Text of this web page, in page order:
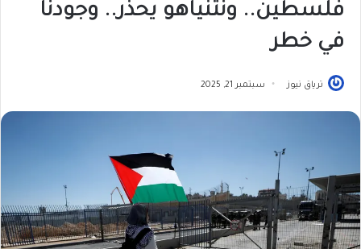
فلسطين.. ونتنياهو يحذر.. وجودنا
في خطر
ترياق نيوز سبتمبر 21, 2025